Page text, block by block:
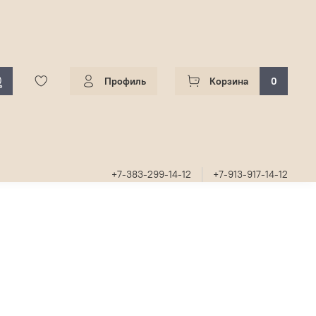
Профиль Корзина 0
+7-383-299-14-12 +7-913-917-14-12